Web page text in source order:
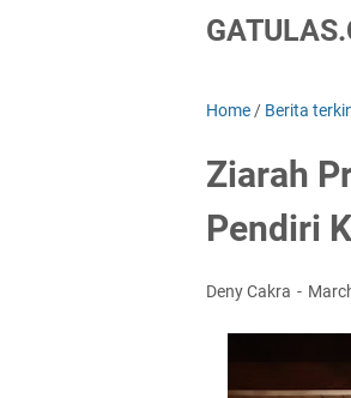
Home / Berita
Ziarah
Pendiri
Deny Cakra